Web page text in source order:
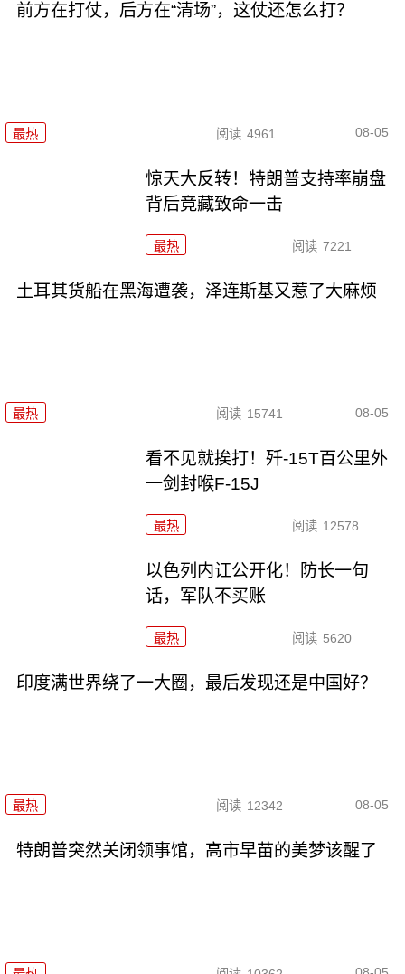
前方在打仗，后方在“清场”，这仗还怎么打？
最热 阅读 4961 08-05
惊天大反转！特朗普支持率崩盘
背后竟藏致命一击
最热 阅读 7221
土耳其货船在黑海遭袭，泽连斯基又惹了大麻烦
最热 阅读 15741 08-05
看不见就挨打！歼-15T百公里外
一剑封喉F-15J
最热 阅读 12578
以色列内讧公开化！防长一句
话，军队不买账
最热 阅读 5620
印度满世界绕了一大圈，最后发现还是中国好？
最热 阅读 12342 08-05
特朗普突然关闭领事馆，高市早苗的美梦该醒了